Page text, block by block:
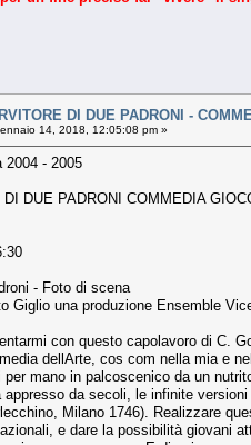
DI DUE PADRONI -
14, 2018, 12:05:08 pm »
2004 - 2005
DUE PADRONI COMMEDIA
- Foto di scena
Giglio una produzione Ensemble
con questo capolavoro di C.
dellArte, cos com nella mia e
mano in palcoscenico da un
da secoli, le infinite
Milano 1746). Realizzare
e dare la possibilità giovani